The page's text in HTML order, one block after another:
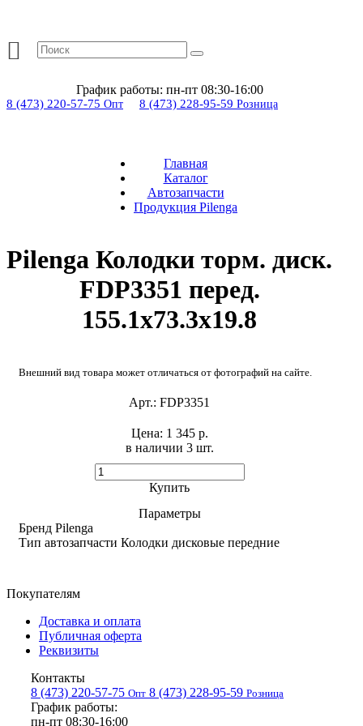
График работы: пн-пт 08:30-16:00
8 (473) 220-57-75 Опт 8 (473) 228-95-59 Розница
Главная
Каталог
Автозапчасти
Продукция Pilenga
Pilenga Колодки торм. диск.
FDP3351 перед.
155.1x73.3x19.8
Внешний вид товара может отличаться от фотографий на сайте.
Арт.: FDP3351
в наличии 3 шт. ​
Цена: 1 345 р.
Купить
Параметры
Бренд Pilenga
Тип автозапчасти Колодки дисковые передние
Покупателям
Доставка и оплата
Публичная оферта
Реквизиты
Контакты
8 (473) 220-57-75 Опт 8 (473) 228-95-59 Розница
График работы:
пн-пт 08:30-16:00